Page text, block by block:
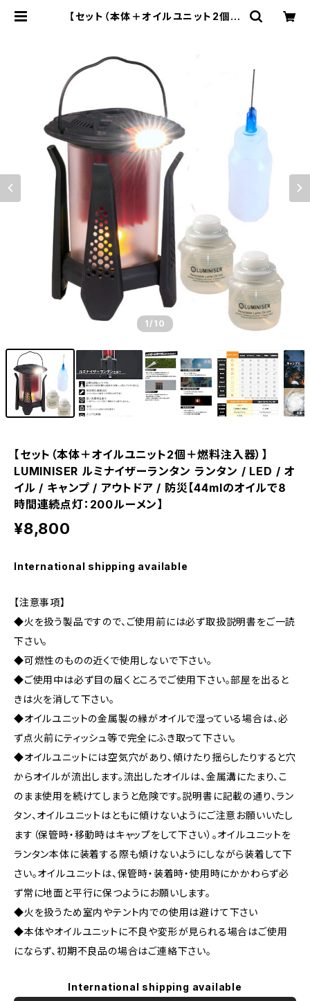
【セット（本体＋オイルユニット2個＋
mlのオイルで8時間連続点灯：200
ルーメン】 | WILDOOR
1 /10
【セット（本体＋オイルユニット2個＋燃料注入器）】
LUMINISER ルミナイザーランタン ランタン / LED / オ
イル / キャンプ / アウトドア / 防災【44mlのオイルで8
時間連続点灯：200ルーメン】
¥8,800
International shipping available
【注意事項】
◆火を扱う製品ですので、ご使用前には必ず取扱説明書をご一読
下さい。
◆可燃性のものの近くで使用しないで下さい。
◆ご使用中は必ず目の届くところでご使用下さい。部屋を出ると
きは火を消して下さい。
◆オイルユニットの金属製の縁がオイルで湿っている場合は、必
ず点火前にティッシュ等で完全にふき取って下さい。
◆オイルユニットには空気穴があり、傾けたり揺らしたりすると穴
からオイルが流出します。流出したオイルは、金属溝にたまり、こ
のまま使用を続けてしまうと危険です。説明書に記載の通り、ラン
タン、オイルユニットはともに傾けないようにご注意お願いいたし
ます（保管時・移動時はキャップをして下さい）。オイルユニットを
ランタン本体に装着する際も傾けないようにしながら装着して下
さい。オイルユニットは、保管時・装着時・使用時にかかわらず必
ず常に地面と平行に保つようにお願いします。
◆火を扱うため室内やテント内での使用は避けて下さい
◆本体やオイルユニットに不良や変形が見られる場合はご使用
にならず、初期不良品の場合はご連絡下さい。
International shipping available